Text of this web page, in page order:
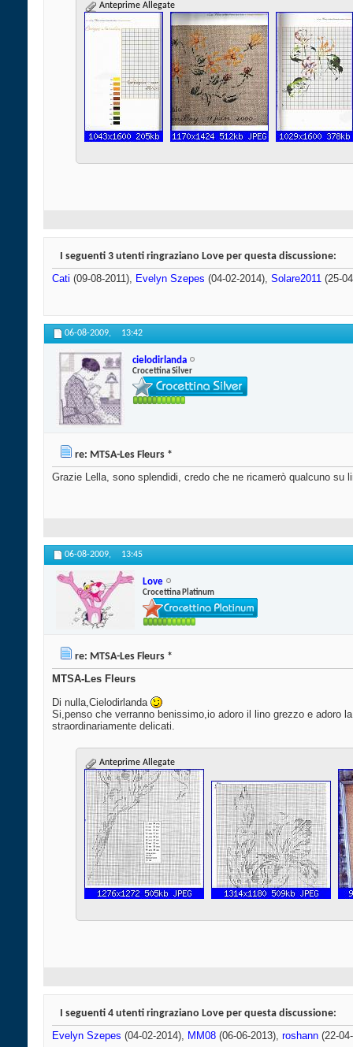
Anteprime Allegate
I seguenti 3 utenti ringraziano Love per questa discussione:
Cati (09-08-2011), Evelyn Szepes (04-02-2014), Solare2011 (25-
06-08-2009, 13:42
cielodirlanda
Crocettina Silver
re: MTSA-Les Fleurs *
Grazie Lella, sono splendidi, credo che ne ricamerò qualcuno
06-08-2009, 13:45
Love
Crocettina Platinum
re: MTSA-Les Fleurs *
MTSA-Les Fleurs
Di nulla,Cielodirlanda
Si,penso che verranno benissimo,io adoro il lino grezzo e adoro
straordinariamente delicati.
Anteprime Allegate
I seguenti 4 utenti ringraziano Love per questa discussione:
Evelyn Szepes (04-02-2014), MM08 (06-06-2013), roshann (22-